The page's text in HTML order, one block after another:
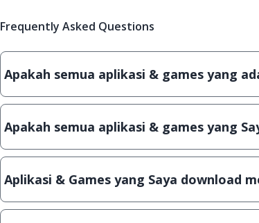
Frequently Asked Questions
Apakah semua aplikasi & games yang
Ya, JalanTikus hanya membagikan aplikasi &
Apakah semua aplikasi & games yang
Ya, JalanTikus selalu melakukan scanning
Aplikasi & Games yang Saya download
Meskipun dibagikan secara gratis, namun ada